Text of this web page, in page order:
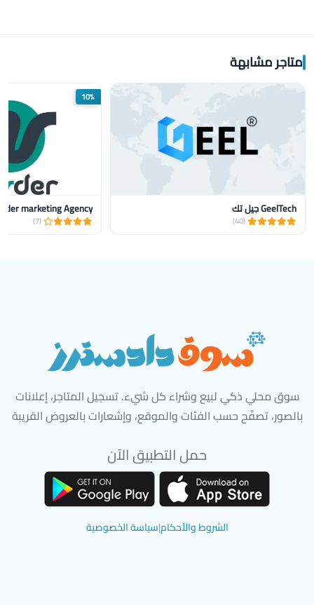
متاجر مشابهة
GeelTech جيل تك
(40)
10%
marketing Agency
(7)
سوق محلي ذكي لبيع وشراء كل شيء. تسجيل المتاجر، إعلانات
بالصور، تصفّح حسب الفئات والموقع، وإشعارات بالعروض القريبة
حمل التطبيق الآن
الشروط والأحكام|سياسة الخصوصية